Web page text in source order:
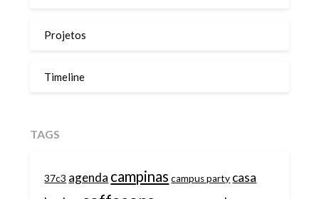
Projetos
Timeline
TAGS
37c3 agenda campinas campus party casa